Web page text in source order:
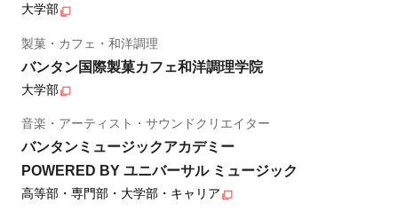
大学部
製菓・カフェ・和洋調理
バンタン国際製菓カフェ和洋調理学院
大学部
音楽・アーティスト・サウンドクリエイター
バンタンミュージックアカデミー
POWERED BY ユニバーサル ミュージック
高等部・専門部・大学部・キャリア